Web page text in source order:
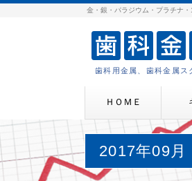
金・銀・パラジウム・プラチナ
歯科用金属、歯科金属ス
ＨＯＭＥ
2017年09月